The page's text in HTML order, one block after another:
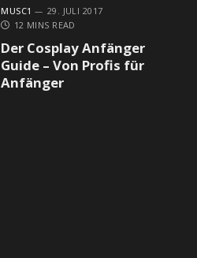
MUSC1
29. JULI 2017
12 MINS READ
Der Cosplay Anfänger
Guide – Von Profis für
Anfänger